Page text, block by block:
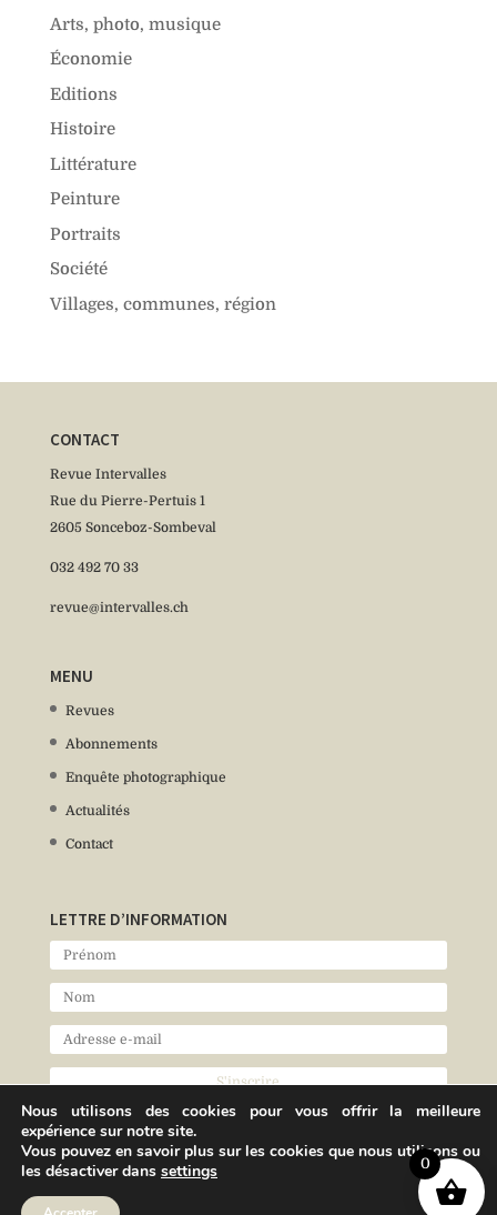
Arts, photo, musique
Économie
Editions
Histoire
Littérature
Peinture
Portraits
Société
Villages, communes, région
CONTACT
Revue Intervalles
Rue du Pierre-Pertuis 1
2605 Sonceboz-Sombeval
032 492 70 33
revue@intervalles.ch
MENU
Revues
Abonnements
Enquête photographique
Actualités
Contact
LETTRE D’INFORMATION
Nous utilisons des cookies pour vous offrir la meilleure
expérience sur notre site.
Vous pouvez en savoir plus sur les cookies que nous utilisons ou
les désactiver dans settings 0